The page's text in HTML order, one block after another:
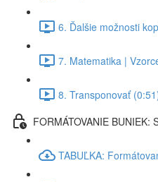
6. Ďalšie možnosti
7. Matematika |
8. Transponovať
FORMÁTOVANIE BUNIEK:
TABUĽKA: